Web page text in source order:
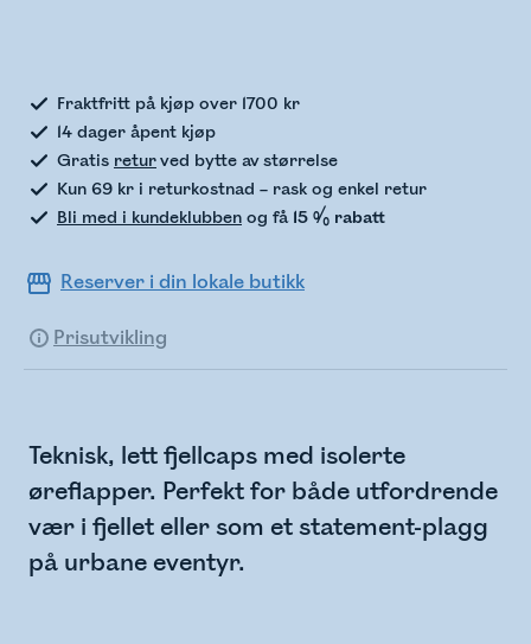
Fraktfritt på kjøp over 1700 kr
14 dager åpent kjøp
Gratis returved bytte av størrelse
Kun 69 kr i returkostnad – rask og enkel retur
Bli med i kundeklubben og få 15 % rabatt
Reserver i din lokale butikk
Prisutvikling
Teknisk, lett fjellcaps med isolerte
øreflapper. Perfekt for både utfordrende
vær i fjellet eller som et statement-plagg
på urbane eventyr.